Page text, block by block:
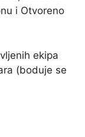
i Otvoreno
ekipa
(boduje se